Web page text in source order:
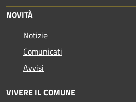
NOVITÀ
Notizie
Comunicati
Avvisi
VIVERE IL COMUNE